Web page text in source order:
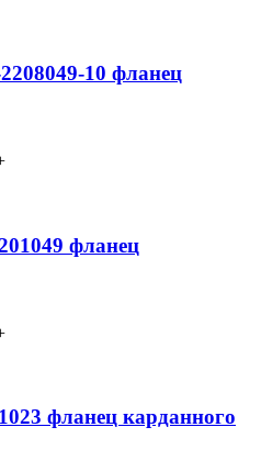
10 фланец
фланец
фланец карданного